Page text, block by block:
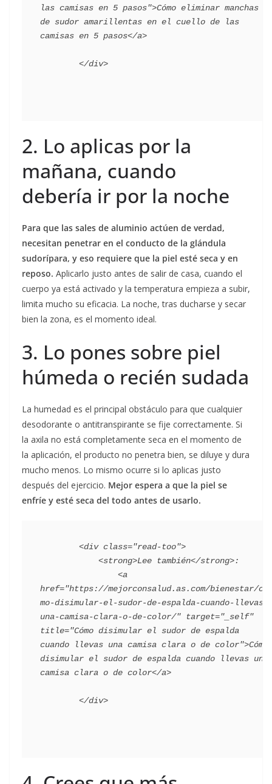
las camisas en 5 pasos">Cómo eliminar manchas
de sudor amarillentas en el cuello de las
camisas en 5 pasos</a>
2. Lo aplicas por la
mañana, cuando
debería ir por la noche
Para que las sales de aluminio actúen de verdad,
necesitan penetrar en el conducto de la glándula
sudorípara, y eso requiere que la piel esté seca y en
reposo. Aplicarlo justo antes de salir de casa, cuando el
cuerpo ya está activado y la temperatura empieza a subir,
limita mucho su eficacia. La noche, tras ducharse y secar
bien la zona, es el momento ideal.
3. Lo pones sobre piel
húmeda o recién sudada
La humedad es el principal obstáculo para que cualquier
desodorante o antitranspirante se fije correctamente. Si
la axila no está completamente seca en el momento de
la aplicación, el producto no penetra bien, se diluye y dura
mucho menos. Lo mismo ocurre si lo aplicas justo
después del ejercicio. Mejor espera a que la piel se
enfríe y esté seca del todo antes de usarlo.
href="https://mejorconsalud.as.com/bienestar/co
mo-disimular-el-sudor-de-espalda-cuando-llevas-
una-camisa-clara-o-de-color/" target="_self"
title="Cómo disimular el sudor de espalda
cuando llevas una camisa clara o de color">Cómo
disimular el sudor de espalda cuando llevas una
camisa clara o de color</a>